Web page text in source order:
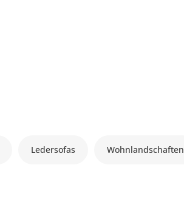
Ledersofas Wohnlandschaften